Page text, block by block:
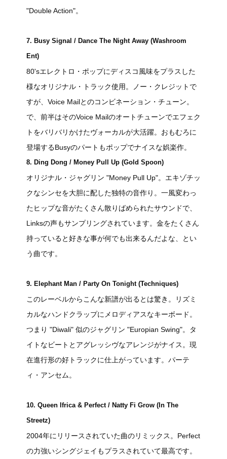
"Double Action"。
7. Busy Signal / Dance The Night Away (Washroom
Ent)
80'sエレクトロ・ポップにディスコ風味をプラスした
様なオリジナル・トラック使用。ノー・クレジットで
すが、Voice Mailとのコンビネーション・チューン。
で、前半はそのVoice Mailのオートチューンでエフェク
トをバリバリかけたヴォーカルが大活躍。おもむろに
登場するBusyのパートもポップでナイスな娯楽作。
8. Ding Dong / Money Pull Up (Gold Spoon)
オリジナル・ジャグリン "Money Pull Up"。エキゾチッ
クなシンセを大胆に配した独特の音作り。一風変わっ
たヒップな音がたくさん散りばめられたサウンドで、
Linksの声もサンプリングされています。金をたくさん
持っていると好きな事が何でも出来るんだよな、とい
う曲です。
9. Elephant Man / Party On Tonight (Techniques)
このレーベルからこんな新譜が出るとは驚き。リズミ
カルなハンドクラップにメロディアスなキーボード。
つまり "Diwali" 似のジャグリン "Europian Swing"。タ
イトなビートとアグレッシヴなアレンジがナイス。現
在進行形の好トラックに仕上がっています。パーテ
ィ・アンセム。
10. Queen Ifrica & Perfect / Natty Fi Grow (In The
Streetz)
2004年にリリースされていた曲のリミックス。Perfect
の力強いシングジェイもプラスされていて最高です。